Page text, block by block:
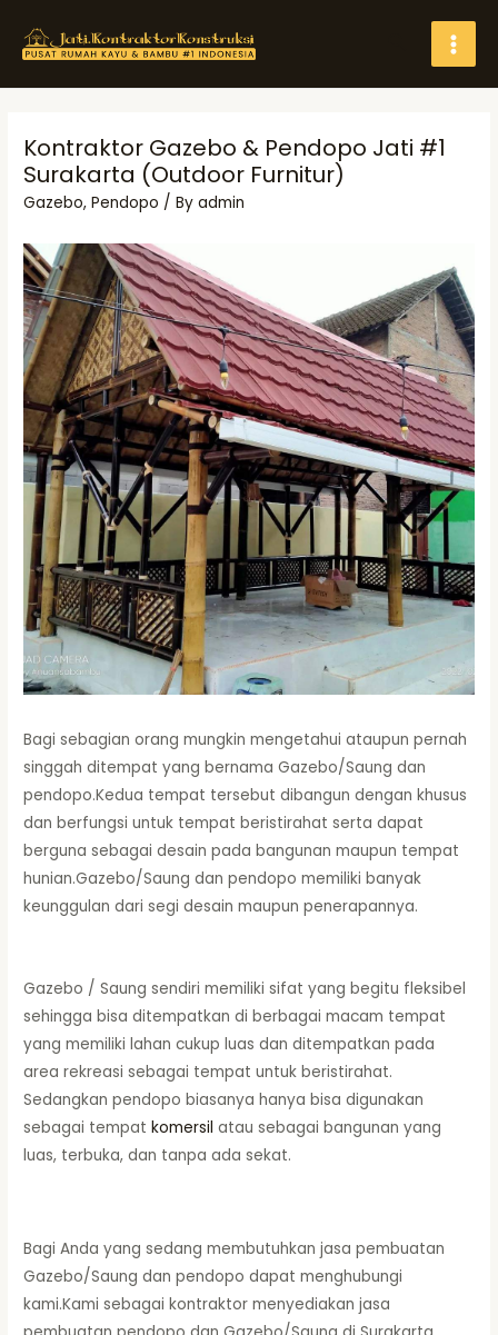
Search
Kontraktor Gazebo & Pendopo Jati #1
Surakarta (Outdoor Furnitur)
Gazebo,Pendopo / Byadmin
Bagi sebagian orang mungkin mengetahui ataupun pernah
singgah ditempat yang bernama Gazebo/Saung dan
pendopo.Kedua tempat tersebut dibangun dengan khusus
dan berfungsi untuk tempat beristirahat serta dapat
berguna sebagai desain pada bangunan maupun tempat
hunian.Gazebo/Saung dan pendopo memiliki banyak
keunggulan dari segi desain maupun penerapannya.
Gazebo / Saung sendiri memiliki sifat yang begitu fleksibel
sehingga bisa ditempatkan di berbagai macam tempat
yang memiliki lahan cukup luas dan ditempatkan pada
area rekreasi sebagai tempat untuk beristirahat.
Sedangkan pendopo biasanya hanya bisa digunakan
sebagai tempatkomersil atau sebagai bangunan yang
luas, terbuka, dan tanpa ada sekat.
Bagi Anda yang sedang membutuhkan jasa pembuatan
Gazebo/Saung dan pendopo dapat menghubungi
kami.Kami sebagai kontraktor menyediakan jasa